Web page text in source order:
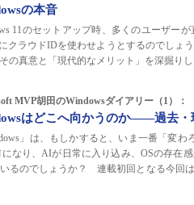
の本音
11のセットアップ時、多くのユーザー
クラウドIDを使わせようとするのでし
の真意と「現代的なメリット」を深掘りし
MVP胡田のWindowsダイアリー（1）：
はどこへ向かうのか――過去・
」は、もしかすると、いま一番「変
になり、AIが日常に入り込み、OSの存在
るのでしょうか？ 連載初回となる今回